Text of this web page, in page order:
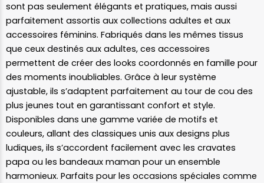
sont pas seulement élégants et pratiques, mais aussi
parfaitement assortis aux collections adultes et aux
accessoires féminins. Fabriqués dans les mêmes tissus
que ceux destinés aux adultes, ces accessoires
permettent de créer des looks coordonnés en famille pour
des moments inoubliables. Grâce à leur système
ajustable, ils s’adaptent parfaitement au tour de cou des
plus jeunes tout en garantissant confort et style.
Disponibles dans une gamme variée de motifs et
couleurs, allant des classiques unis aux designs plus
ludiques, ils s’accordent facilement avec les cravates
papa ou les bandeaux maman pour un ensemble
harmonieux. Parfaits pour les occasions spéciales comme